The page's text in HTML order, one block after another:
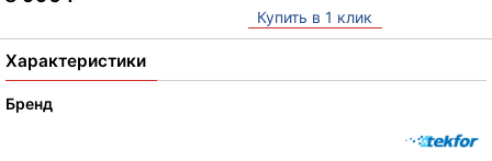
Купить в 1 клик
Характеристики
Бренд